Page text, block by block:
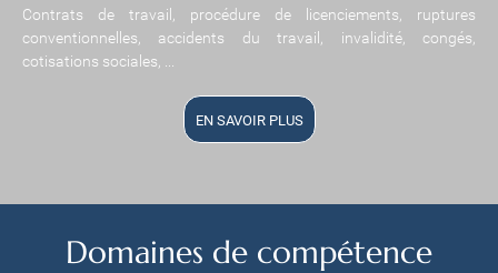
Contrats de travail, procédure de licenciements, ruptures
conventionnelles, accidents du travail, invalidité, congés,
cotisations sociales, ...
EN SAVOIR PLUS
Domaines de compétence